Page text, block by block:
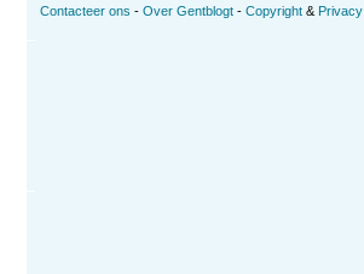
Contacteer ons - Over Gentblogt - Copyright & Privacy